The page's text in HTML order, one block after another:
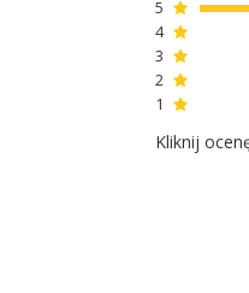
5
4
3
2
1
Kliknij